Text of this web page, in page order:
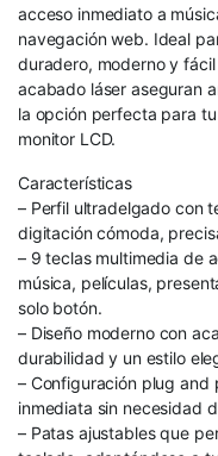
acceso inmediato a
navegación web. Ideal
duradero, moderno y
acabado láser aseguran
la opción perfecta para
monitor LCD.
Características
– Perfil ultradelgado con
digitación cómoda,
– 9 teclas multimedia de
música, películas,
solo botón.
– Diseño moderno con
durabilidad y un estilo
– Configuración plug and
inmediata sin necesidad
– Patas ajustables que